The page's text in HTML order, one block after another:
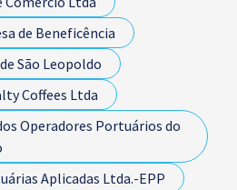
de Beneficência
São Leopoldo
Coffees Ltda
Operadores Portuários do
Aplicadas Ltda.-EPP